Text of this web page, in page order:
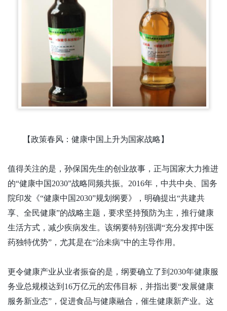
【政策春风：健康中国上升为国家战略】
值得关注的是，孙保国先生的创业故事，正与国家大力推进
的“健康中国2030”战略同频共振。2016年，中共中央、国务
院印发《“健康中国2030”规划纲要》，明确提出“共建共
享、全民健康”的战略主题，要求坚持预防为主，推行健康
生活方式，减少疾病发生。该纲要特别强调“充分发挥中医
药独特优势”，尤其是在“治未病”中的主导作用。
更令健康产业从业者振奋的是，纲要确立了到 2030年健康服
务业总规模达到16万亿元的宏伟目标，并指出要“发展健康
服务新业态”，促进食品与健康融合，催生健康新产业。这